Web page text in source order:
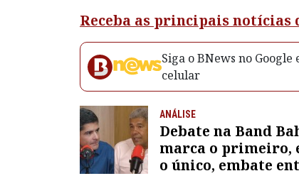
Receba as principais notícias
Siga o BNews no
celular
ANÁLISE
Debate na Band
marca o primeiro,
o único, embate